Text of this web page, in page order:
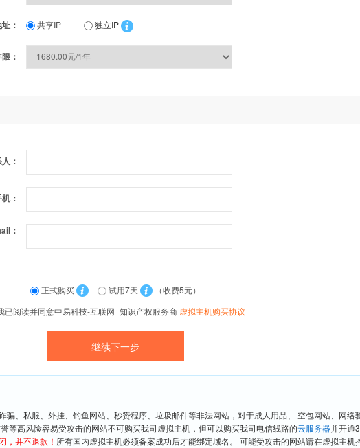
： 共享IP 独立IP
：
：
：
：
正式购买 试用7天
（收费5元）
已阅读并同意中易科技-互联网+知识产权服务商 虚拟主机购买协议
骗、私服、外挂、钓鱼网站、秒赞程序、垃圾邮件等非法网站，对于成人用品、 空包网站、网
等高风险容易受攻击的网站不可购买我司虚拟主机，但可以购买我司电信线路的云服务器并开通
，并不退款！ 所有国内虚拟主机必须备案成功后才能绑定域名。 可能受攻击的网站请在虚拟主机